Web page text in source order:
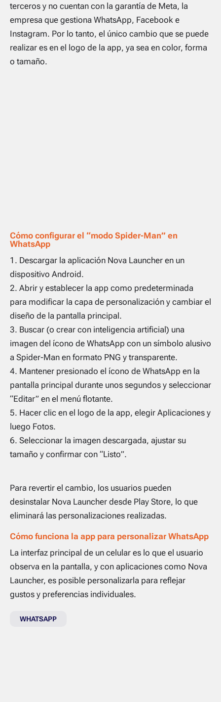
terceros y no cuentan con la garantía de Meta, la
empresa que gestiona WhatsApp, Facebook e
Instagram. Por lo tanto, el único cambio que se puede
realizar es en el logo de la app, ya sea en color, forma
o tamaño.
Cómo configurar el “modo Spider-Man” en
WhatsApp
Descargar la aplicación Nova Launcher en un
dispositivo Android.
Abrir y establecer la app como predeterminada
para modificar la capa de personalización y cambiar el
diseño de la pantalla principal.
Buscar (o crear con inteligencia artificial) una
imagen del ícono de WhatsApp con un símbolo alusivo
a Spider-Man en formato PNG y transparente.
Mantener presionado el ícono de WhatsApp en la
pantalla principal durante unos segundos y seleccionar
“Editar” en el menú flotante.
Hacer clic en el logo de la app, elegir Aplicaciones y
luego Fotos.
Seleccionar la imagen descargada, ajustar su
tamaño y confirmar con “Listo”.
Para revertir el cambio, los usuarios pueden
desinstalar Nova Launcher desde Play Store, lo que
eliminará las personalizaciones realizadas.
Cómo funciona la app para personalizar WhatsApp
La interfaz principal de un celular es lo que el usuario
observa en la pantalla, y con aplicaciones como Nova
Launcher, es posible personalizarla para reflejar
gustos y preferencias individuales.
WHATSAPP